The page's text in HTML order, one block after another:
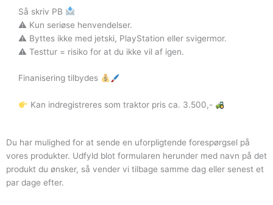
Så skriv PB
⚠ Kun seriøse henvendelser.
⚠ Byttes ikke med jetski, PlayStation eller svigermor.
⚠ Testtur = risiko for at du ikke vil af igen.
Finanisering tilbydes
Kan indregistreres som traktor pris ca. 3.500,-
Du har mulighed for at sende en uforpligtende forespørgsel på
vores produkter. Udfyld blot formularen herunder med navn på det
produkt du ønsker, så vender vi tilbage samme dag eller senest et
par dage efter.